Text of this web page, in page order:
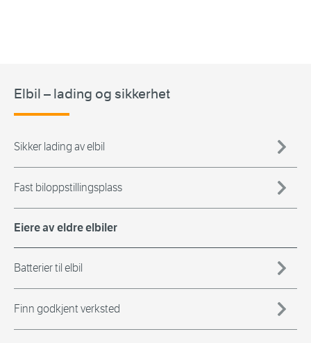
Elbil – lading og sikkerhet
Sikker lading av elbil
Fast biloppstillingsplass
Eiere av eldre elbiler
Batterier til elbil
Finn godkjent verksted